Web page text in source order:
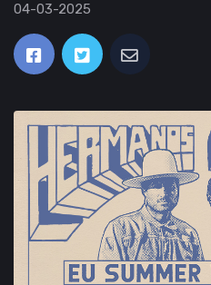
04-03-2025